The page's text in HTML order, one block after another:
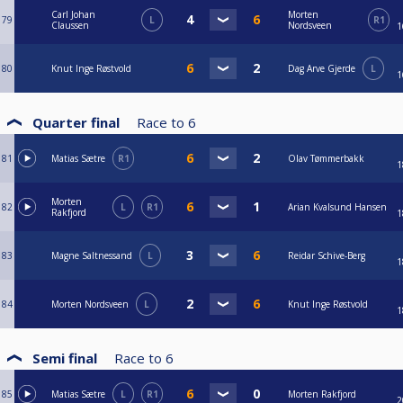
79
Carl Johan
Claussen
L
Morten
Nordsveen
R1
80 Knut Inge Røstvold Dag Arve Gjerde L
Quarter final Race to 6
81 Matias Sætre R1 Olav Tømmerbakk
82
Morten
Rakfjord
L R1 Arian Kvalsund Hansen
83 Magne Saltnessand L Reidar Schive-Berg
84 Morten Nordsveen L Knut Inge Røstvold
Semi final Race to 6
85 Matias Sætre L R1 Morten Rakfjord